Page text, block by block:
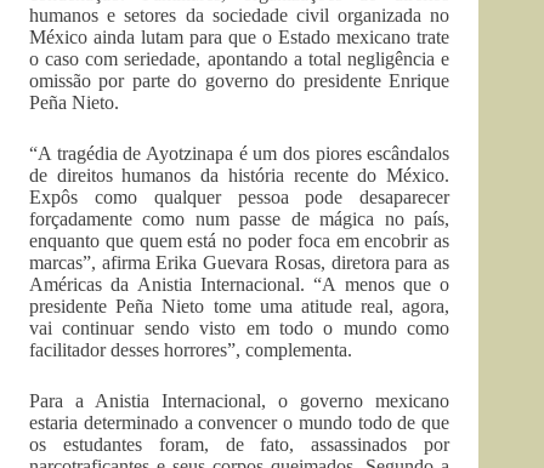
humanos e setores da sociedade civil organizada no
México ainda lutam para que o Estado mexicano trate
o caso com seriedade, apontando a total negligência e
omissão por parte do governo do presidente Enrique
Peña Nieto.
“A tragédia de Ayotzinapa é um dos piores escândalos
de direitos humanos da história recente do México.
Expôs como qualquer pessoa pode desaparecer
forçadamente como num passe de mágica no país,
enquanto que quem está no poder foca em encobrir as
marcas”, afirma Erika Guevara Rosas, diretora para as
Américas da Anistia Internacional. “A menos que o
presidente Peña Nieto tome uma atitude real, agora,
vai continuar sendo visto em todo o mundo como
facilitador desses horrores”, complementa.
Para a Anistia Internacional, o governo mexicano
estaria determinado a convencer o mundo todo de que
os estudantes foram, de fato, assassinados por